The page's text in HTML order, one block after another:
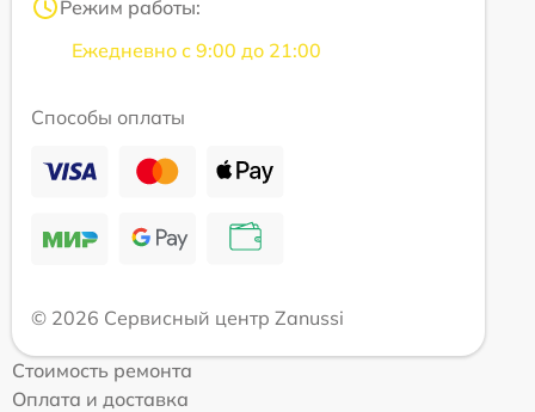
Режим работы:
Ежедневно с 9:00 до 21:00
Способы оплаты
© 2026 Сервисный центр Zanussi
Стоимость ремонта
Оплата и доставка